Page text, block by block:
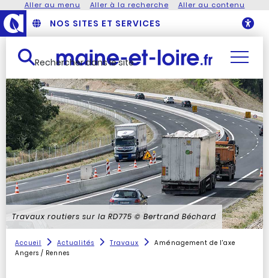
Aller au menu Aller à la recherche Aller au contenu
NOS SITES ET SERVICES
Rechercher dans le site
Travaux routiers sur la RD775 © Bertrand Béchard
Accueil Actualités Travaux
Aménagement de l'axe
Angers / Rennes